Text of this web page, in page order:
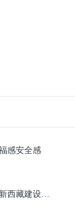
感安全感
王君正：坚持以习近平新时代中国特色社会主义思想为指导发扬优良传统坚持守正创新紧贴群众需求为社会主义现代化新西藏建设作出更大贡献